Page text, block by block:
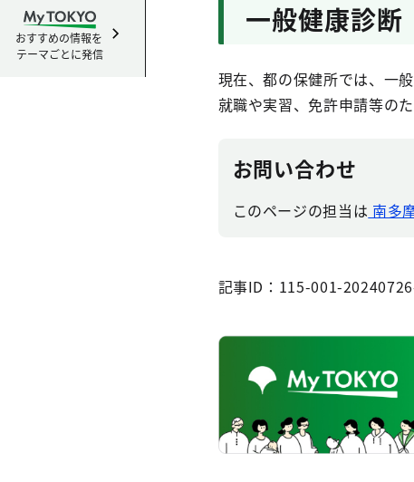
おすすめの情報を
テーマごとに発信
一般健康診断
現在、都の保健所では、一
就職や実習、免許申請等の
お問い合わせ
このページの担当は 南多
記事ID：115-001-